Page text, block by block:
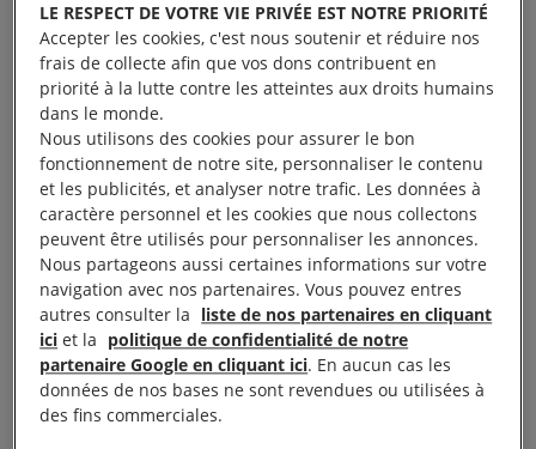
Le groupe 306 Lyon /est-Bron vous invite à sa
21 ème foire aux livres : de nombreux livres de
qualité en vente pour grands et petits au profit
d’Amnesty. Présentation des activités du groupe et
LE RESPECT DE VOTRE VIE PRIVÉE EST NOTRE PRIORITÉ
Accepter les cookies, c'est nous soutenir et réduire nos
frais de collecte afin que vos dons contribuent en
priorité à la lutte contre les atteintes aux droits humains
dans le monde.
Nous utilisons des cookies pour assurer le bon
fonctionnement de notre site, personnaliser le contenu
et les publicités, et analyser notre trafic. Les données à
caractère personnel et les cookies que nous collectons
peuvent être utilisés pour personnaliser les annonces.
Nous partageons aussi certaines informations sur votre
navigation avec nos partenaires. Vous pouvez entres
autres consulter la liste de nos partenaires en cliquant
ici et la politique de confidentialité de notre
partenaire Google en cliquant ici. En aucun cas les
données de nos bases ne sont revendues ou utilisées à
des fins commerciales.